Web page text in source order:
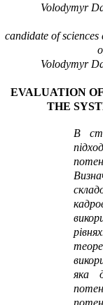
Volodymyr
candidate of
Volodymyr
EVALUATION
THE
В
яка